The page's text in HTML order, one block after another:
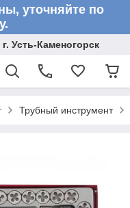
уточняйте по
Усть-Каменогорск
Трубный инструмент